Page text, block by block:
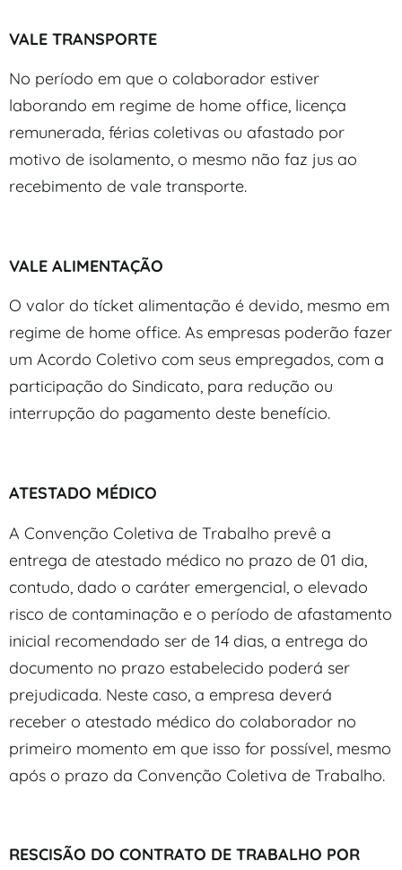
VALE TRANSPORTE
No período em que o colaborador estiver
laborando em regime de home office, licença
remunerada, férias coletivas ou afastado por
motivo de isolamento, o mesmo não faz jus ao
recebimento de vale transporte.
VALE ALIMENTAÇÃO
O valor do tícket alimentação é devido, mesmo em
regime de home office. As empresas poderão fazer
um Acordo Coletivo com seus empregados, com a
participação do Sindicato, para redução ou
interrupção do pagamento deste benefício.
ATESTADO MÉDICO
A Convenção Coletiva de Trabalho prevê a
entrega de atestado médico no prazo de 01 dia,
contudo, dado o caráter emergencial, o elevado
risco de contaminação e o período de afastamento
inicial recomendado ser de 14 dias, a entrega do
documento no prazo estabelecido poderá ser
prejudicada. Neste caso, a empresa deverá
receber o atestado médico do colaborador no
primeiro momento em que isso for possível, mesmo
após o prazo da Convenção Coletiva de Trabalho.
RESCISÃO DO CONTRATO DE TRABALHO POR